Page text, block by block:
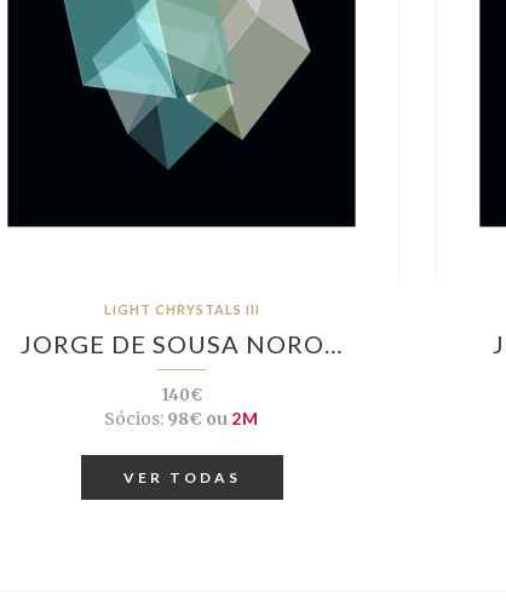
LIGHT CHRYSTALS III
JORGE DE SOUSA NORO…
140€
Sócios: 98€ ou 2M
VER TODAS